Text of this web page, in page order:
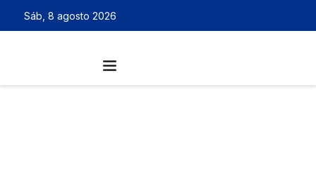
Sáb, 8 agosto 2026